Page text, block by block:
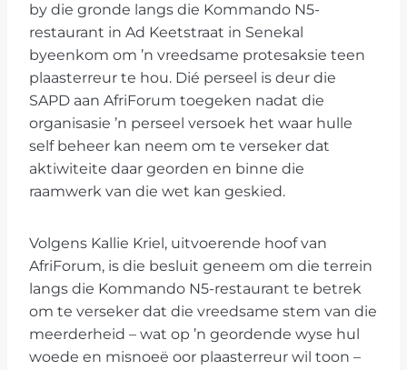
by die gronde langs die Kommando N5-
restaurant in Ad Keetstraat in Senekal
byeenkom om ’n vreedsame protesaksie teen
plaasterreur te hou. Dié perseel is deur die
SAPD aan AfriForum toegeken nadat die
organisasie ’n perseel versoek het waar hulle
self beheer kan neem om te verseker dat
aktiwiteite daar georden en binne die
raamwerk van die wet kan geskied.
Volgens Kallie Kriel, uitvoerende hoof van
AfriForum, is die besluit geneem om die terrein
langs die Kommando N5-restaurant te betrek
om te verseker dat die vreedsame stem van die
meerderheid – wat op ’n geordende wyse hul
woede en misnoeë oor plaasterreur wil toon –